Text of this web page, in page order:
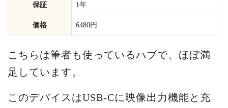
保証 1年
価格 6480円
こちらは筆者も使っているハブで、ほぼ満
足しています。
このデバイスはUSB-Cに映像出力機能と充